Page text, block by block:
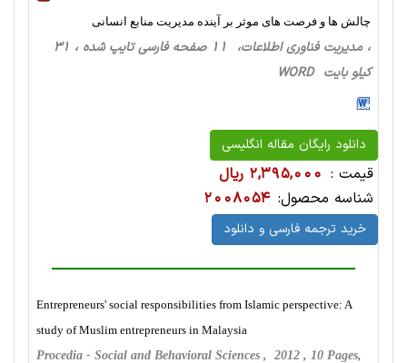
چالش ها و فرصت های موثر بر آینده مدیریت منابع انسانی
، مدیریت فناوری اطلاعات، 11 صفحه فارسی تایپ شده ، 31
کیلو بایت WORD
دانلود رایگان مقاله انگلیسی
قیمت : 2,395,000 ریال
شناسه محصول: 2008054
خرید ترجمه فارسی و دانلود
Entrepreneurs' social responsibilities from Islamic perspective: A
study of Muslim entrepreneurs in Malaysia
Procedia - Social and Behavioral Sciences , 2012 , 10 Pages,